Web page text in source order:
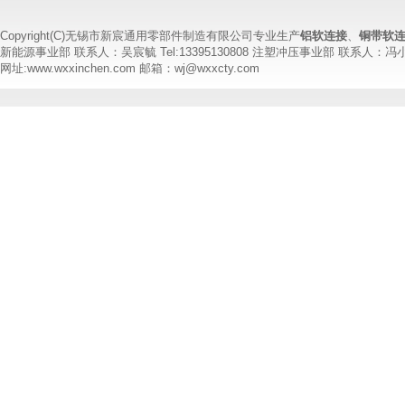
Copyright(C)无锡市新宸通用零部件制造有限公司专业生产铝软连接、 铜带软
新能源事业部 联系人：吴宸毓 Tel:13395130808 注塑冲压事业部 联系人：冯
网址:www.wxxinchen.com 邮箱：wj@wxxcty.com